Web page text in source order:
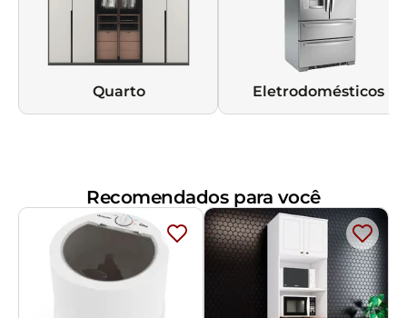
Quarto Eletrodomésticos
Recomendados para você